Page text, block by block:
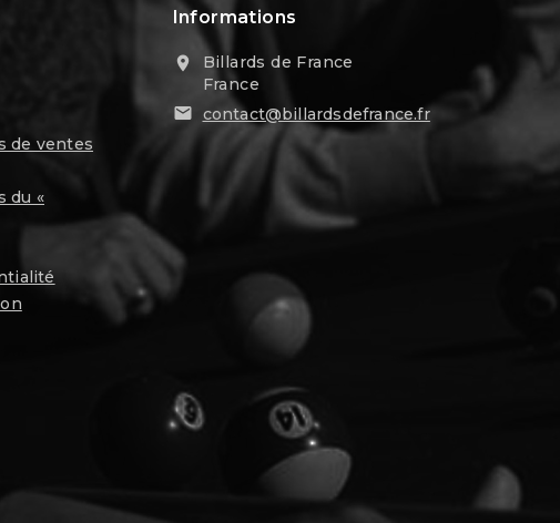
de ventes
du «
Informations

Billards de France
France
 contact@billardsdefrance.fr